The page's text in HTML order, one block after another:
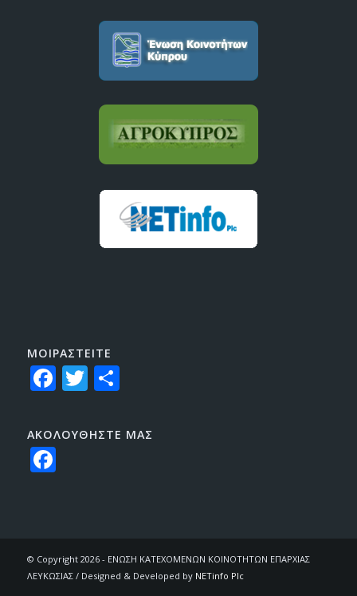
ΜΟΙΡΑΣTEITE
Facebook
Twitter
Share
ΑΚΟΛΟΥΘΗΣΤΕ ΜΑΣ
Facebook
© Copyright 2026 - ΕΝΩΣΗ ΚΑΤΕΧΟΜΕΝΩΝ ΚΟΙΝΟΤΗΤΩΝ ΕΠΑΡΧΙΑΣ
ΛΕΥΚΩΣΙΑΣ / Designed & Developed by NETinfo Plc